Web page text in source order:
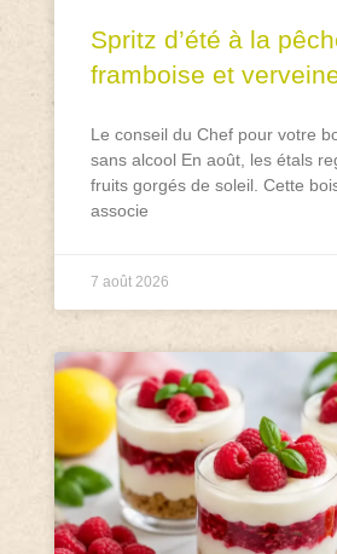
Spritz d’été à la
framboise et
Le conseil du Chef pour votre
sans alcool En août, les étals
fruits gorgés de soleil. Cette
associe
7 août 2026